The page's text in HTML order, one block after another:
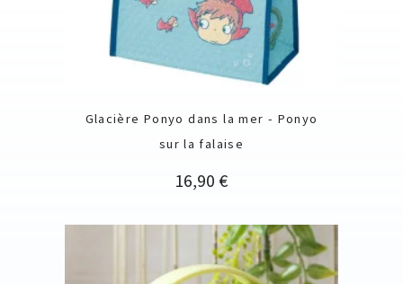
Glacière Ponyo dans la mer - Ponyo
sur la falaise
Prix
16,90 €